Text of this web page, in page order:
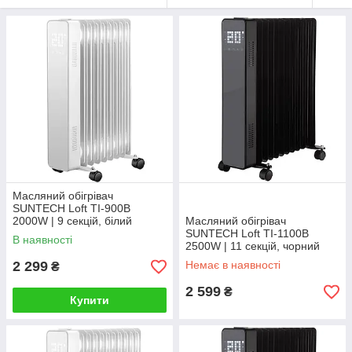
Масляний обігрівач
SUNTECH Loft TI-900B
2000W | 9 секцій, білий
В наявності
2 299 ₴
Купити
Масляний обігрівач
SUNTECH Loft TI-1100В
2500W | 11 секцій, чорний
Немає в наявності
2 599 ₴